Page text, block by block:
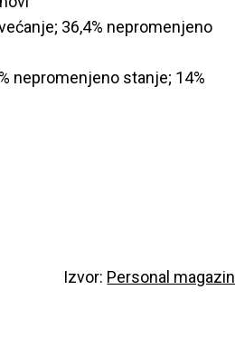
36,4% nepromenjeno
nepromenjeno stanje; 14%
Izvor: Personal magazin